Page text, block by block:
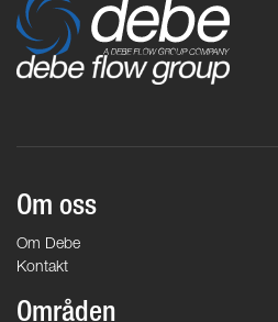
Om oss
Om Debe
Kontakt
Områden